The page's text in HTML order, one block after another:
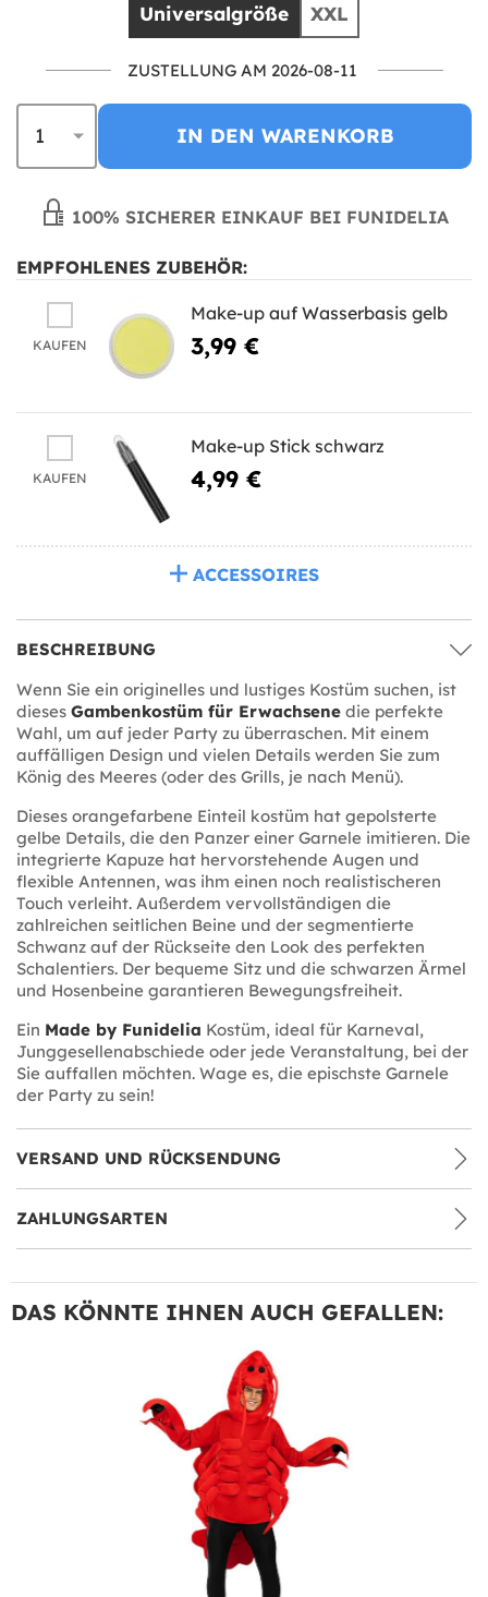
Universalgröße XXL
ZUSTELLUNG AM 2026-08-11
IN DEN WARENKORB
100% SICHERER EINKAUF BEI FUNIDELIA
EMPFOHLENES ZUBEHÖR:
KAUFEN
Make-up auf Wasserbasis gelb
3,99 €
KAUFEN
Make-up Stick schwarz
4,99 €
ACCESSOIRES
BESCHREIBUNG
Wenn Sie ein originelles und lustiges Kostüm suchen, ist
dieses Gambenkostüm für Erwachsene die perfekte
Wahl, um auf jeder Party zu überraschen. Mit einem
auffälligen Design und vielen Details werden Sie zum
König des Meeres (oder des Grills, je nach Menü).
Dieses orangefarbene Einteil kostüm hat gepolsterte
gelbe Details, die den Panzer einer Garnele imitieren. Die
integrierte Kapuze hat hervorstehende Augen und
flexible Antennen, was ihm einen noch realistischeren
Touch verleiht. Außerdem vervollständigen die
zahlreichen seitlichen Beine und der segmentierte
Schwanz auf der Rückseite den Look des perfekten
Schalentiers. Der bequeme Sitz und die schwarzen Ärmel
und Hosenbeine garantieren Bewegungsfreiheit.
Ein Made by Funidelia Kostüm, ideal für Karneval,
Junggesellenabschiede oder jede Veranstaltung, bei der
Sie auffallen möchten. Wage es, die epischste Garnele
der Party zu sein!
VERSAND UND RÜCKSENDUNG
ZAHLUNGSARTEN
DAS KÖNNTE IHNEN AUCH GEFALLEN: